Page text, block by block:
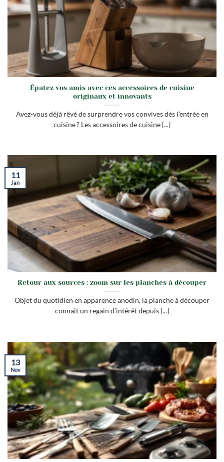
Épatez vos amis avec ces accessoires de cuisine
originaux et innovants
Avez-vous déjà rêvé de surprendre vos convives dès l’entrée en
cuisine ? Les accessoires de cuisine [...]
Retour aux sources : zoom sur les planches à découper
Objet du quotidien en apparence anodin, la planche à découper
connaît un regain d’intérêt depuis [...]
11
Jan
13
Nov